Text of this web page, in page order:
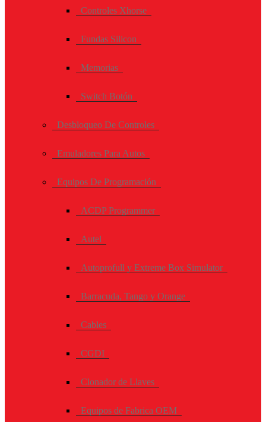
Controles Xhorse
Fundas Silicon
Memorias
Switch Botón
Desbloqueo De Controles
Emuladores Para Autos
Equipos De Programación
ACDP Programmer
Autel
Autoprofull y Extreme Box Simulator
Barracuda, Tango y Orange
Cables
CGDI
Clonador de Llaves
Equipos de Fabrica OEM